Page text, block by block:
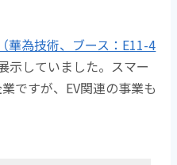
華為技術、ブース：E11-4
示していました。スマー
ですが、EV関連の事業も